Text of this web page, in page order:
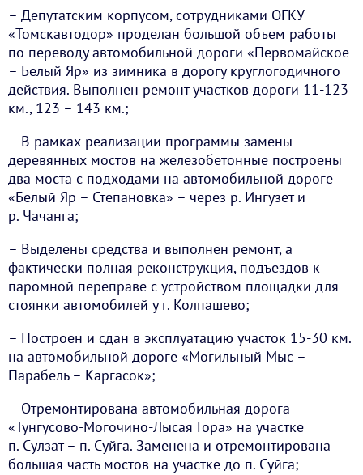
– Депутатским корпусом, сотрудниками ОГКУ
«Томскавтодор» проделан большой объем работы
по переводу автомобильной дороги «Первомайское
– Белый Яр» из зимника в дорогу круглогодичного
действия. Выполнен ремонт участков дороги 11-123
км., 123 – 143 км.;
– В рамках реализации программы замены
деревянных мостов на железобетонные построены
два моста с подходами на автомобильной дороге
«Белый Яр – Степановка» – через р. Ингузет и
р. Чачанга;
– Выделены средства и выполнен ремонт, а
фактически полная реконструкция, подъездов к
паромной переправе с устройством площадки для
стоянки автомобилей у г. Колпашево;
– Построен и сдан в эксплуатацию участок 15-30 км.
на автомобильной дороге «Могильный Мыс –
Парабель – Каргасок»;
– Отремонтирована автомобильная дорога
«Тунгусово-Могочино-Лысая Гора» на участке
п. Сулзат – п. Суйга. Заменена и отремонтирована
большая часть мостов на участке до п. Суйга;